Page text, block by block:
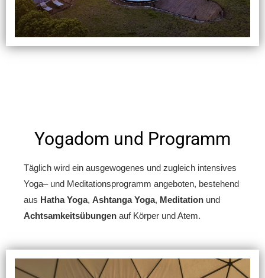
Yogadom und Programm
Täglich wird ein ausgewogenes und zugleich intensives
Yoga– und Meditationsprogramm angeboten, bestehend
aus Hatha Yoga, Ashtanga Yoga, Meditation und
Achtsamkeitsübungen auf Körper und Atem.